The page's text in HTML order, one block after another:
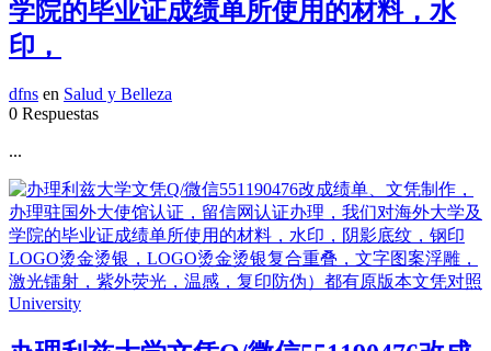
学院的毕业证成绩单所使用的材料，水
印，
dfns en Salud y Belleza
0 Respuestas
...